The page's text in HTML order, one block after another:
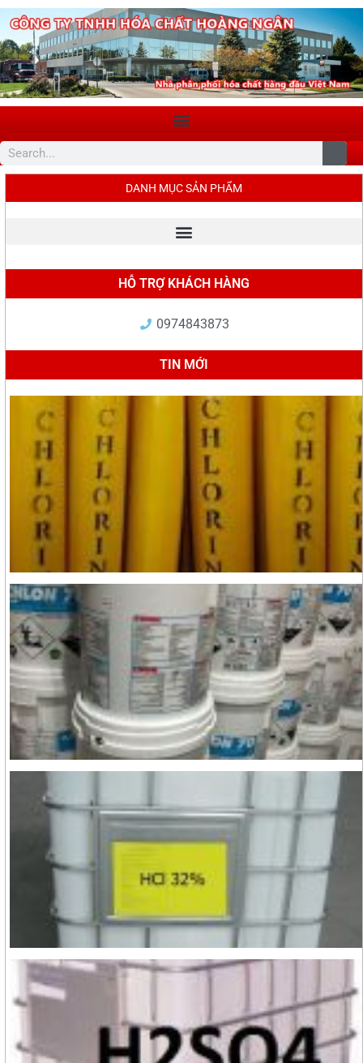
DANH MỤC SẢN PHẨM
HỖ TRỢ KHÁCH HÀNG
0974843873
TIN MỚI